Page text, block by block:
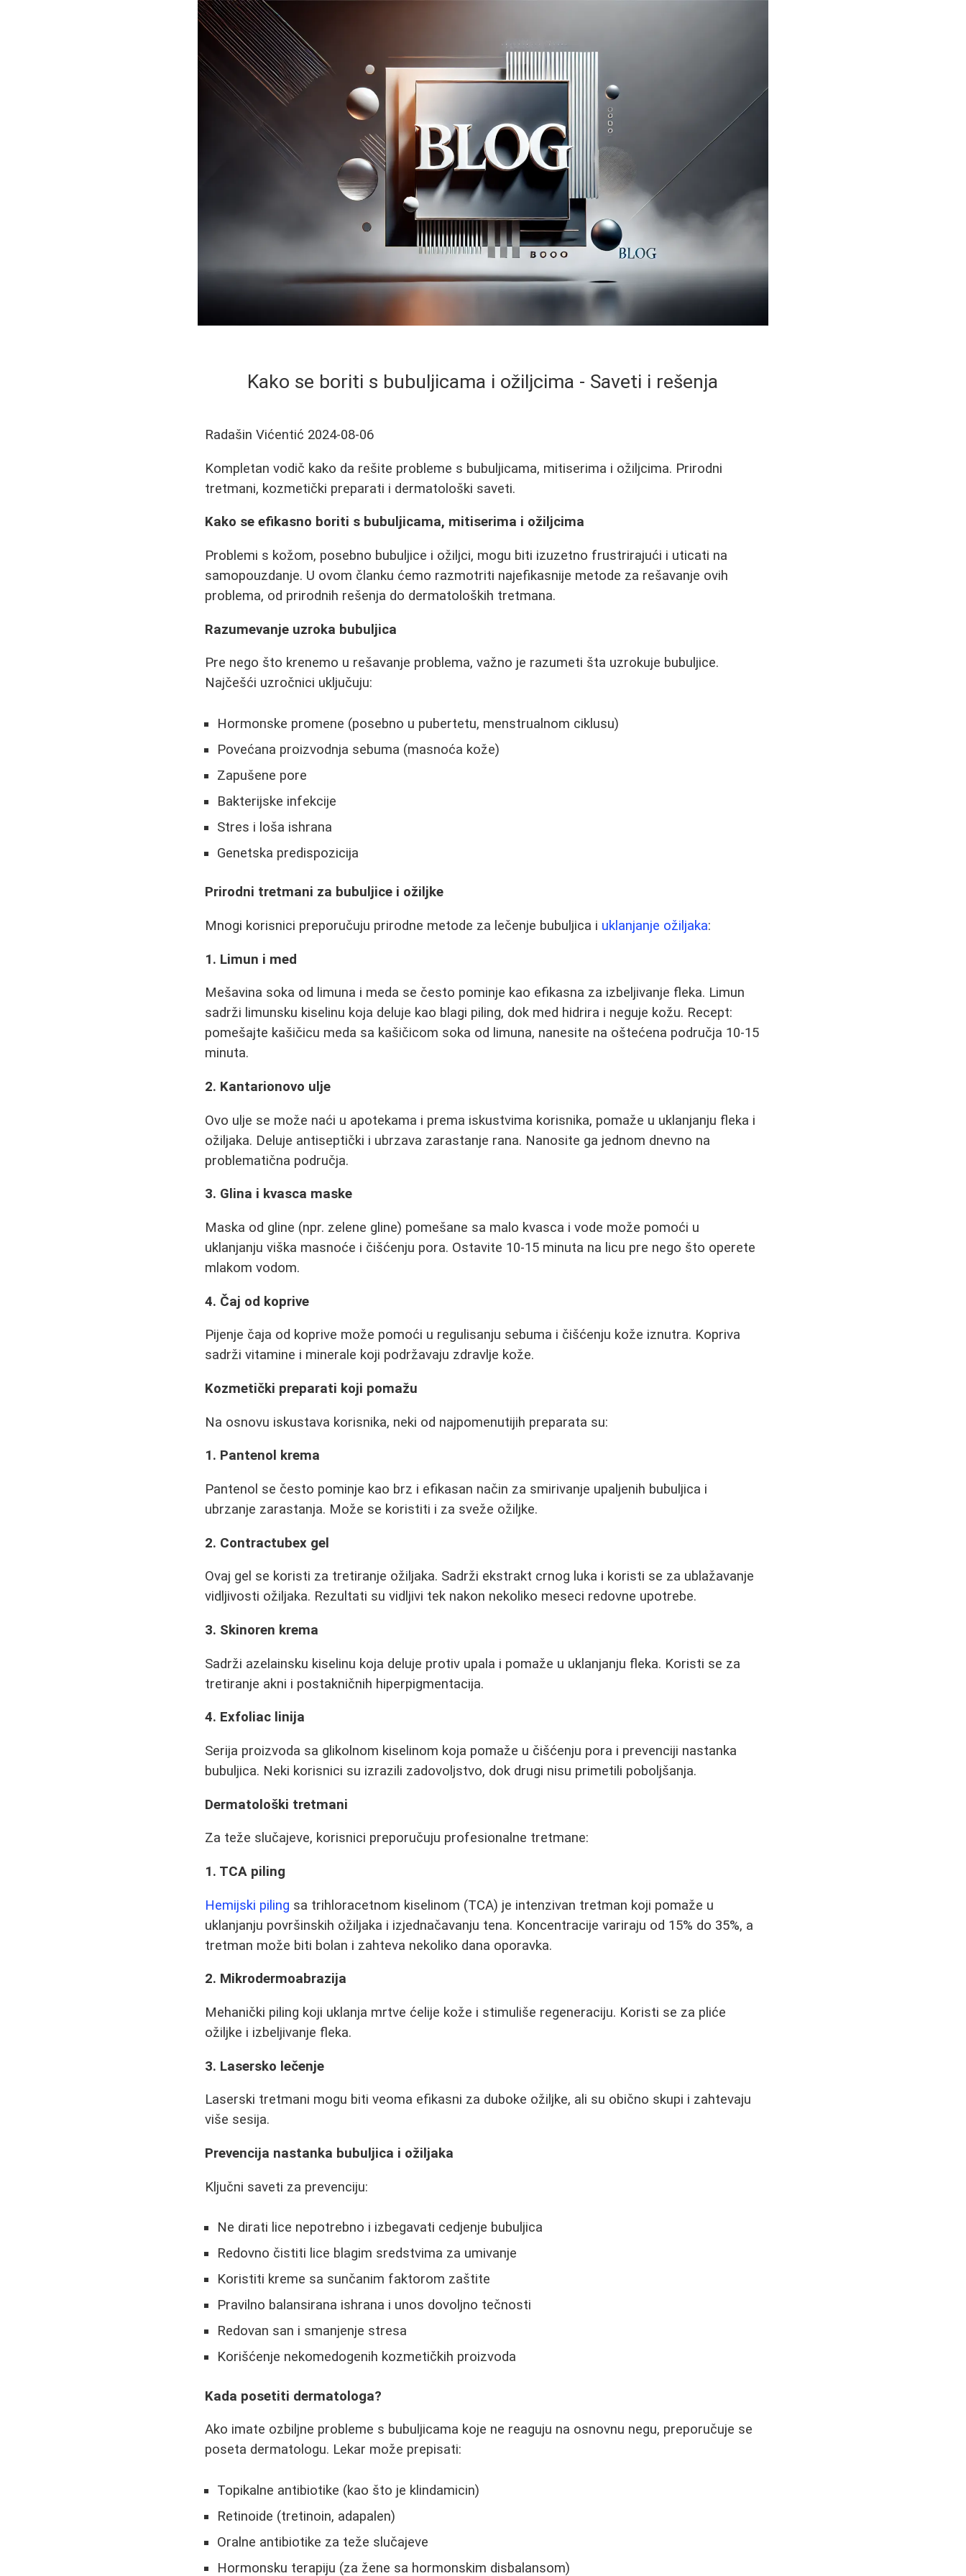
Kako se boriti s bubuljicama i ožiljcima - Saveti i rešenja
Radašin Vićentić 2024-08-06
Kompletan vodič kako da rešite probleme s bubuljicama, mitiserima i ožiljcima. Prirodni
tretmani, kozmetički preparati i dermatološki saveti.
Kako se efikasno boriti s bubuljicama, mitiserima i ožiljcima
Problemi s kožom, posebno bubuljice i ožiljci, mogu biti izuzetno frustrirajući i uticati na
samopouzdanje. U ovom članku ćemo razmotriti najefikasnije metode za rešavanje ovih
problema, od prirodnih rešenja do dermatoloških tretmana.
Razumevanje uzroka bubuljica
Pre nego što krenemo u rešavanje problema, važno je razumeti šta uzrokuje bubuljice.
Najčešći uzročnici uključuju:
Hormonske promene (posebno u pubertetu, menstrualnom ciklusu)
Povećana proizvodnja sebuma (masnoća kože)
Zapušene pore
Bakterijske infekcije
Stres i loša ishrana
Genetska predispozicija
Prirodni tretmani za bubuljice i ožiljke
Mnogi korisnici preporučuju prirodne metode za lečenje bubuljica i uklanjanje ožiljaka:
1. Limun i med
Mešavina soka od limuna i meda se često pominje kao efikasna za izbeljivanje fleka. Limun
sadrži limunsku kiselinu koja deluje kao blagi piling, dok med hidrira i neguje kožu. Recept:
pomešajte kašičicu meda sa kašičicom soka od limuna, nanesite na oštećena područja 10-15
minuta.
2. Kantarionovo ulje
Ovo ulje se može naći u apotekama i prema iskustvima korisnika, pomaže u uklanjanju fleka i
ožiljaka. Deluje antiseptički i ubrzava zarastanje rana. Nanosite ga jednom dnevno na
problematična područja.
3. Glina i kvasca maske
Maska od gline (npr. zelene gline) pomešane sa malo kvasca i vode može pomoći u
uklanjanju viška masnoće i čišćenju pora. Ostavite 10-15 minuta na licu pre nego što operete
mlakom vodom.
4. Čaj od koprive
Pijenje čaja od koprive može pomoći u regulisanju sebuma i čišćenju kože iznutra. Kopriva
sadrži vitamine i minerale koji podržavaju zdravlje kože.
Kozmetički preparati koji pomažu
Na osnovu iskustava korisnika, neki od najpomenutijih preparata su:
1. Pantenol krema
Pantenol se često pominje kao brz i efikasan način za smirivanje upaljenih bubuljica i
ubrzanje zarastanja. Može se koristiti i za sveže ožiljke.
2. Contractubex gel
Ovaj gel se koristi za tretiranje ožiljaka. Sadrži ekstrakt crnog luka i koristi se za ublažavanje
vidljivosti ožiljaka. Rezultati su vidljivi tek nakon nekoliko meseci redovne upotrebe.
3. Skinoren krema
Sadrži azelainsku kiselinu koja deluje protiv upala i pomaže u uklanjanju fleka. Koristi se za
tretiranje akni i postakničnih hiperpigmentacija.
4. Exfoliac linija
Serija proizvoda sa glikolnom kiselinom koja pomaže u čišćenju pora i prevenciji nastanka
bubuljica. Neki korisnici su izrazili zadovoljstvo, dok drugi nisu primetili poboljšanja.
Dermatološki tretmani
Za teže slučajeve, korisnici preporučuju profesionalne tretmane:
1. TCA piling
Hemijski piling sa trihloracetnom kiselinom (TCA) je intenzivan tretman koji pomaže u
uklanjanju površinskih ožiljaka i izjednačavanju tena. Koncentracije variraju od 15% do 35%, a
tretman može biti bolan i zahteva nekoliko dana oporavka.
2. Mikrodermoabrazija
Mehanički piling koji uklanja mrtve ćelije kože i stimuliše regeneraciju. Koristi se za pliće
ožiljke i izbeljivanje fleka.
3. Lasersko lečenje
Laserski tretmani mogu biti veoma efikasni za duboke ožiljke, ali su obično skupi i zahtevaju
više sesija.
Prevencija nastanka bubuljica i ožiljaka
Ključni saveti za prevenciju:
Ne dirati lice nepotrebno i izbegavati cedjenje bubuljica
Redovno čistiti lice blagim sredstvima za umivanje
Koristiti kreme sa sunčanim faktorom zaštite
Pravilno balansirana ishrana i unos dovoljno tečnosti
Redovan san i smanjenje stresa
Korišćenje nekomedogenih kozmetičkih proizvoda
Kada posetiti dermatologa?
Ako imate ozbiljne probleme s bubuljicama koje ne reaguju na osnovnu negu, preporučuje se
poseta dermatologu. Lekar može prepisati:
Topikalne antibiotike (kao što je klindamicin)
Retinoide (tretinoin, adapalen)
Oralne antibiotike za teže slučajeve
Hormonsku terapiju (za žene sa hormonskim disbalansom)